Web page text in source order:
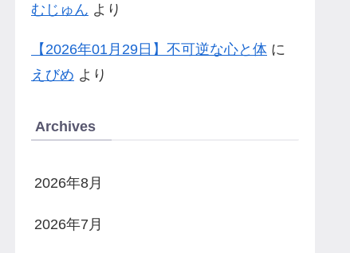
むじゅん より
【2026年01月29日】不可逆な心と体 に
えびめ より
Archives
2026年8月
2026年7月